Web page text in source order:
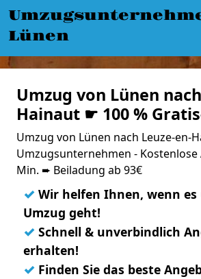
Lünen
Umzug von Lünen
Hainaut ☛ 100 %
Umzug von Lünen nach Leuze-en-
Umzugsunternehmen - Kostenlose
Min. ➨ Beiladung ab 93€
✓ Wir helfen Ihnen, wenn
Umzug geht!
✓ Schnell & unverbindlich
erhalten!
✓ Finden Sie das beste